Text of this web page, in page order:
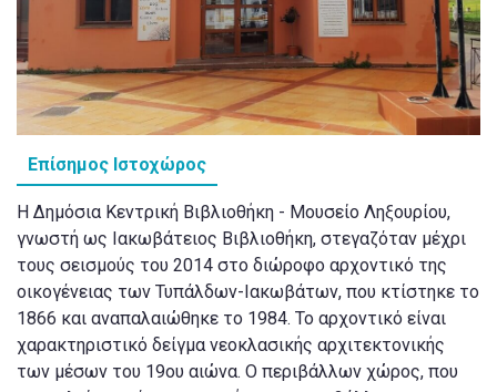
Επίσημος Ιστοχώρος
Η Δημόσια Κεντρική Βιβλιοθήκη - Μουσείο Ληξουρίου,
γνωστή ως Ιακωβάτειος Βιβλιοθήκη, στεγαζόταν μέχρι
τους σεισμούς του 2014 στο διώροφο αρχοντικό της
οικογένειας των Τυπάλδων-Ιακωβάτων, που κτίστηκε το
1866 και αναπαλαιώθηκε το 1984. Το αρχοντικό είναι
χαρακτηριστικό δείγμα νεοκλασικής αρχιτεκτονικής
των μέσων του 19ου αιώνα. Ο περιβάλλων χώρος, που